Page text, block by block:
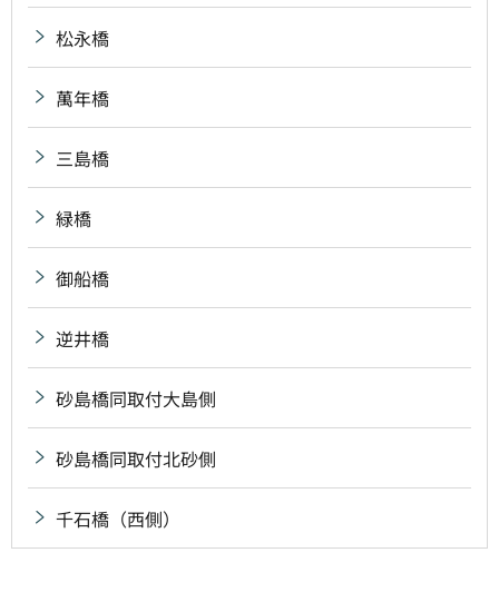
松永橋
萬年橋
三島橋
緑橋
御船橋
逆井橋
砂島橋同取付大島側
砂島橋同取付北砂側
千石橋（西側）